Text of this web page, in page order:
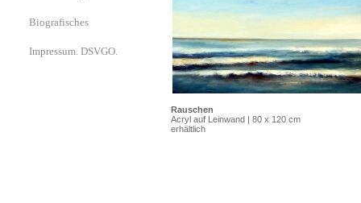
Biografisches
Impressum. DSVGO.
Rauschen
Acryl auf Leinwand | 80 x 120 cm
erhältlich